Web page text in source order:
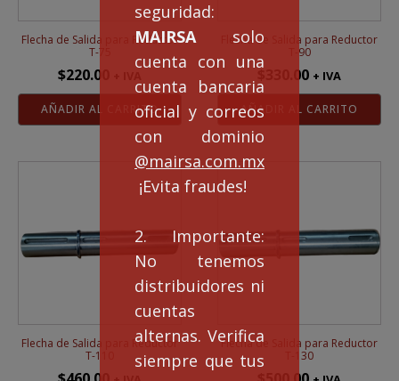
seguridad:
MAIRSAsolo
cuenta con una
cuenta bancaria
oficial y correos
con dominio
@mairsa.com.mx
¡Evita fraudes!
2. Importante:
No tenemos
distribuidores ni
cuentas
alternas. Verifica
siempre que tus
Flecha de Salida para Reductor
T-75
$220.00
AÑADIR AL CARRITO
Flecha de Salida para Reductor
T-90
$ 330.00 + IVA
AÑADIR AL CARRITO
Flecha de Salida para Reductor
T-110
Flecha de Salida para Reductor
T-130